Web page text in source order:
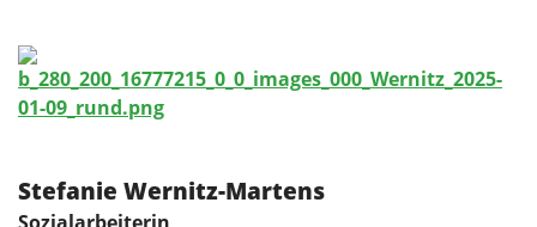
Stefanie Wernitz-Martens